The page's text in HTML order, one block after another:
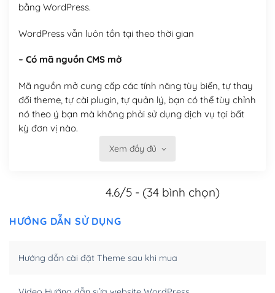
bằng WordPress.
WordPress vẫn luôn tồn tại theo thời gian
– Có mã nguồn CMS mở
Mã nguồn mở cung cấp các tính năng tùy biến, tự thay
đổi theme, tự cài plugin, tự quản lý, bạn có thể tùy chỉnh
nó theo ý bạn mà không phải sử dụng dịch vụ tại bất
kỳ đơn vị nào.
Việc của bạn là đăng ký một tên miền và hosting để
Có thể tùy biến trên website WordPress
– Thân thiện với công cụ tìm kiếm
WordPress bao gồm nhiều công cụ và plugin để tối ưu
Xem đầy đủ
4.6/5 - (34 bình chọn)
HƯỚNG DẪN SỬ DỤNG
Hướng dẫn cài đặt Theme sau khi mua